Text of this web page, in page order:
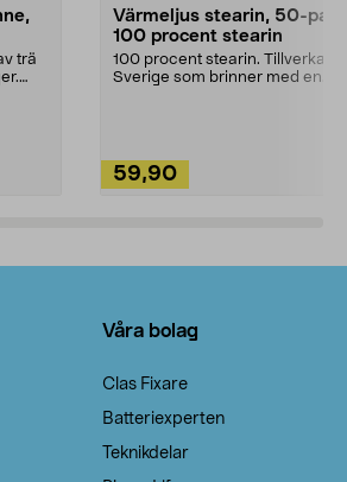
trä
Värmeljus stearin, 50-pack,
100 procent stearin
100 procent stearin. Tillverkade i
Sverige som brinner med en
59,90
Våra bolag
Clas Fixare
Batteriexperten
Teknikdelar